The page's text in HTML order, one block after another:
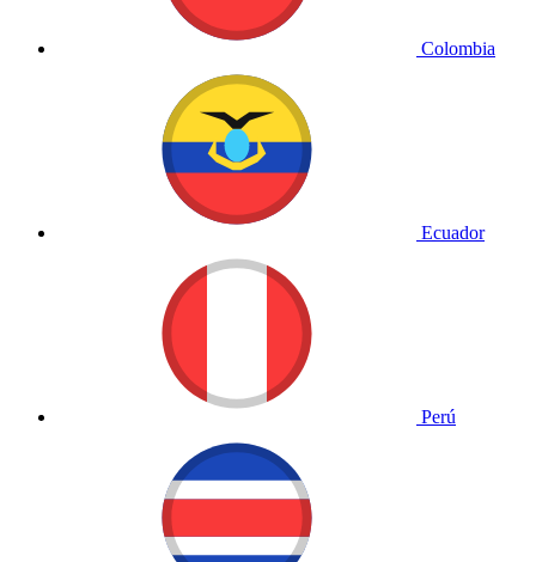
Colombia
Ecuador
Perú